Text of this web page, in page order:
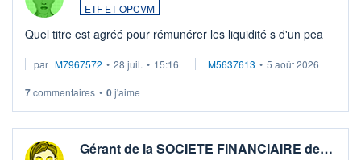
ETF ET OPCVM
Quel titre est agréé pour rémunérer les liquidité s d'un pea
par M7967572 • 28 juil. • 15:16 M5637613 • 5 août 2026
7commentaires • 0j'aime
Gérant de la SOCIETE FINANCIAIRE de…